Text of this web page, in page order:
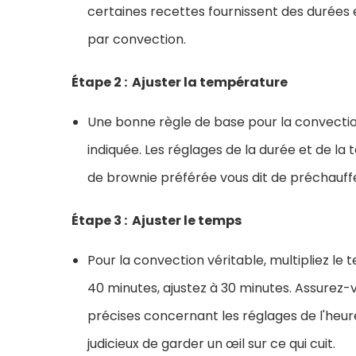
certaines recettes fournissent des
par convection.
Étape 2 : Ajuster la température
Une bonne règle de base pour la
indiquée. Les réglages de la durée et de
de brownie préférée vous dit de
Étape 3 : Ajuster le temps
Pour la convection véritable, multipliez le
40 minutes, ajustez à 30 minutes.
précises concernant les réglages de
judicieux de garder un œil sur ce qui cuit.